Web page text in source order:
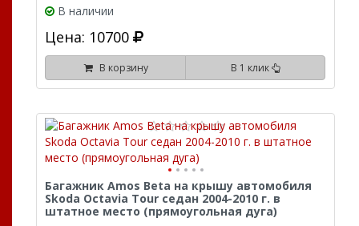
В наличии
Цена: 10700
В корзину В 1 клик
Багажник Amos Beta на крышу автомобиля
Skoda Octavia Tour седан 2004-2010 г. в
штатное место (прямоугольная дуга)